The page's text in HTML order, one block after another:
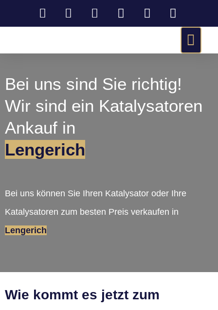
Bei uns sind Sie richtig!
Wir sind ein Katalysatoren
Ankauf in
Lengerich
Bei uns können Sie Ihren Katalysator oder Ihre
Katalysatoren zum besten Preis verkaufen in
Lengerich
Wie kommt es jetzt zum